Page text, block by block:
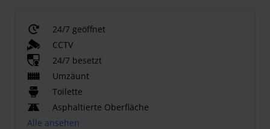
24/7 geöffnet
CCTV
24/7 besetzt
Umzäunt
Toilette
Asphaltierte Oberfläche
Alle ansehen